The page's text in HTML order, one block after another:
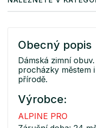
Obecný popis
Dámská zimní
procházky městem
přírodě.
Výrobce:
ALPINE PRO